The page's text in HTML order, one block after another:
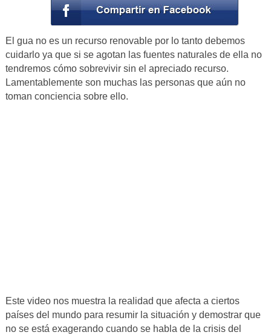
El gua no es un recurso renovable por lo tanto debemos
cuidarlo ya que si se agotan las fuentes naturales de ella no
tendremos cómo sobrevivir sin el apreciado recurso.
Lamentablemente son muchas las personas que aún no
toman conciencia sobre ello.
Este video nos muestra la realidad que afecta a ciertos
países del mundo para resumir la situación y demostrar que
no se está exagerando cuando se habla de la crisis del